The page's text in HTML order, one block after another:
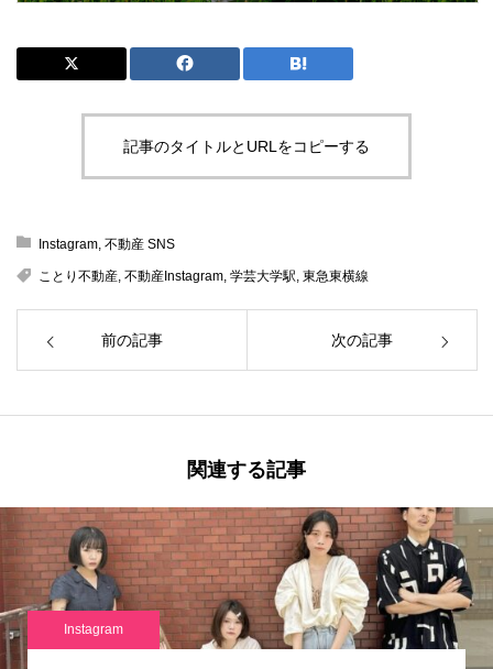
記事のタイトルとURLをコピーする
Instagram, 不動産 SNS
ことり不動産, 不動産Instagram, 学芸大学駅, 東急東横線
前の記事 次の記事
関連する記事
Instagram